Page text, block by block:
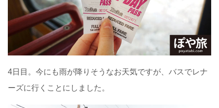
4日目。今にも雨が降りそうなお天気ですが、バスでレナ
ーズに行くことにしました。